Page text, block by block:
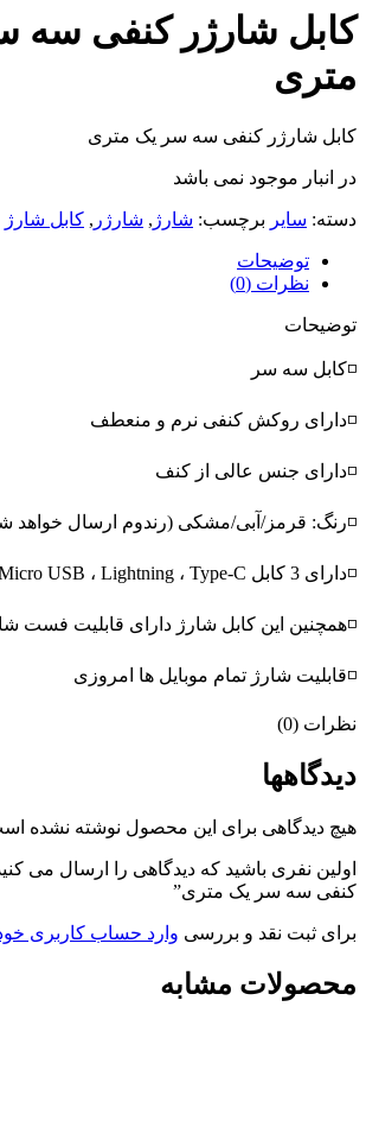
کابل شارژر کنفی سه
متری
کابل شارژر کنفی سه سر یک متری
در انبار موجود نمی باشد
دسته: سایر برچسب: شارژ , شارژر , کابل شارژ
توضیحات
نظرات (0)
توضیحات
◽کابل سه سر
◽دارای روکش کنفی نرم و منعطف
◽دارای جنس عالی از کنف
◽رنگ: قرمز/آبی/مشکی (رندوم ارسال خواهد
◽دارای 3 کابل Micro USB ، Lightning ، Type-C
◽همچنین این کابل شارژ دارای قابلیت فست
◽قابلیت شارژ تمام موبایل ها امروزی
نظرات (0)
دیدگاهها
هیچ دیدگاهی برای این محصول نوشته نشده
اولین نفری باشید که دیدگاهی را ارسال می
کنفی سه سر یک متری”
برای ثبت نقد و بررسی وارد حساب کاربری
محصولات مشابه